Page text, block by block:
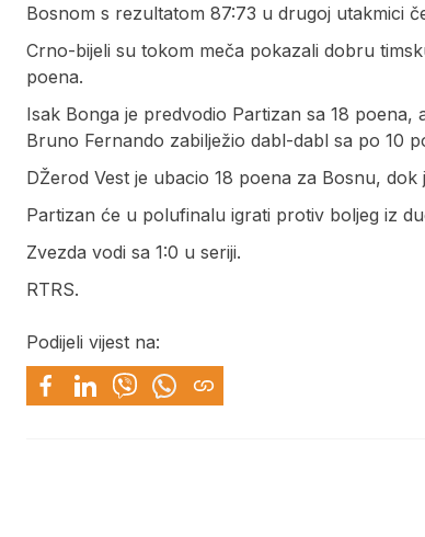
Bosnom s rezultatom 87:73 u drugoj utakmici
Crno-bijeli su tokom meča pokazali dobru
poena.
Isak Bonga je predvodio Partizan sa 18
Bruno Fernando zabilježio dabl-dabl sa po 10
DŽerod Vest je ubacio 18 poena za Bosnu,
Partizan će u polufinalu igrati protiv boljeg iz
Zvezda vodi sa 1:0 u seriji.
RTRS.
Podijeli vijest na: